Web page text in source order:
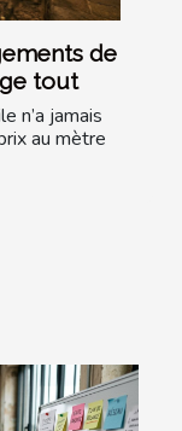
de
tout
n’a jamais
au mètre